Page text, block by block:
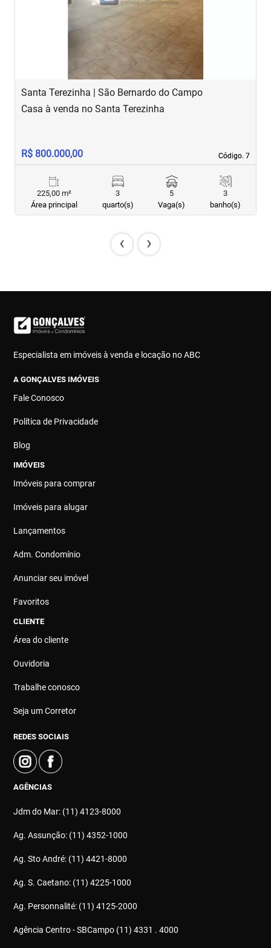
Previous
Santa Terezinha | São Bernardo do Campo
Código. 7
Código. 7
Casa à venda no Santa Terezinha
R$ 800.000,00
225,00 m²
Área principal
3
quarto(s)
5
Vaga(s)
3
banho(s)
‹ ›
Especialista em imóveis à venda e locação no ABC
A GONÇALVES IMÓVEIS
Fale Conosco
Política de Privacidade
Blog
IMÓVEIS
Imóveis para comprar
Imóveis para alugar
Lançamentos
Adm. Condomínio
Anunciar seu imóvel
Favoritos
CLIENTE
Área do cliente
Ouvidoria
Trabalhe conosco
Seja um Corretor
REDES SOCIAIS
AGÊNCIAS
Jdm do Mar: (11) 4123-8000
Ag. Assunção: (11) 4352-1000
Ag. Sto André: (11) 4421-8000
Ag. S. Caetano: (11) 4225-1000
Ag. Personnalité: (11) 4125-2000
Agência Centro - SBCampo (11) 4331 . 4000